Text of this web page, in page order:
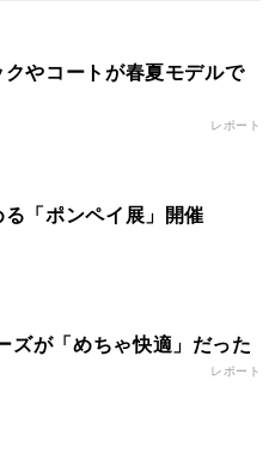
やコートが春夏モデルで
レポート
「ポンペイ展」開催
ズが「めちゃ快適」だった
レポート